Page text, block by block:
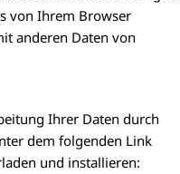
von Ihrem Browser
anderen Daten von
Ihrer Daten durch
dem folgenden Link
und installieren: